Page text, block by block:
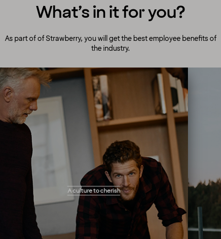
What’s in it for you?
As part of of Strawberry, you will get the best employee benefits of
the industry.
A culture to cherish
A culture to cherish
Our people always make guests their top
priority! Our warm and welcoming atmosphere
creates the right setting for you to flourish and
work your magic. You will get the freedom you
need to perform your tasks and solve
problems as they arise in the best way you see